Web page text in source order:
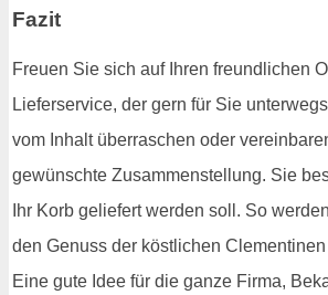
Fazit
Freuen Sie sich auf Ihren freundlichen
Lieferservice, der gern für Sie
vom Inhalt überraschen oder
gewünschte Zusammenstellung. Sie
Ihr Korb geliefert werden soll. So
den Genuss der köstlichen
Eine gute Idee für die ganze Firma,